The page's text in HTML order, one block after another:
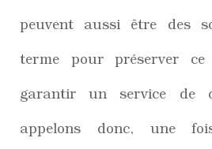
peuvent aussi être des
terme pour préserver
garantir un service de
appelons donc, une